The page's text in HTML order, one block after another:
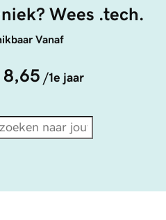
Wees .tech.
Vanaf
8,65 /1e jaar